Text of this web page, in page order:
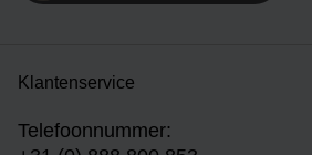
Klantenservice
Telefoonnummer: